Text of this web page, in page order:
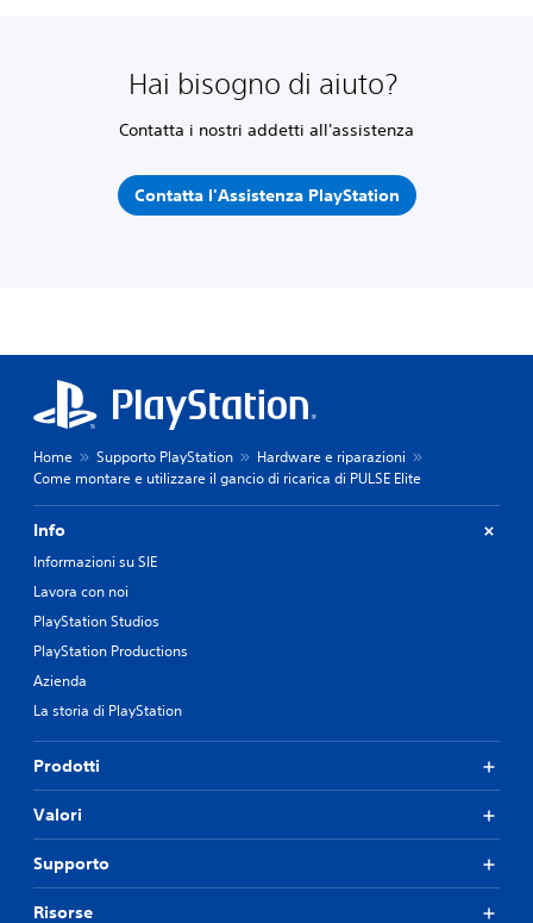
Hai bisogno di aiuto?
Contatta i nostri addetti all'assistenza
Contatta l'Assistenza PlayStation
Home Supporto PlayStation
Hardware e riparazioni
Come montare e utilizzare il gancio di ricarica di PULSE Elite
Info
Informazioni su SIE
Lavora con noi
PlayStation Studios
PlayStation Productions
Azienda
La storia di PlayStation
Prodotti
Valori
Supporto
Risorse